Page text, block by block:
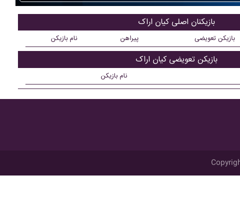
بازیکنان اصلی کيان اراک
نام بازیکن پیراهن بازیکن تعویضی
بازیکن تعویضی کيان اراک
نام بازیکن